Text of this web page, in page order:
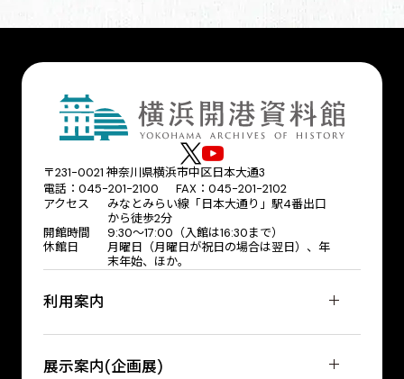
〒231-0021 神奈川県横浜市中区日本大通3
電話：045-201-2100 FAX：045-201-2102
アクセス
みなとみらい線「日本大通り」駅4番出口
から徒歩2分
開館時間
9:30〜17:00（入館は16:30まで）
休館日
月曜日（月曜日が祝日の場合は翌日）、年
末年始、ほか。
利用案内
展示案内(企画展)